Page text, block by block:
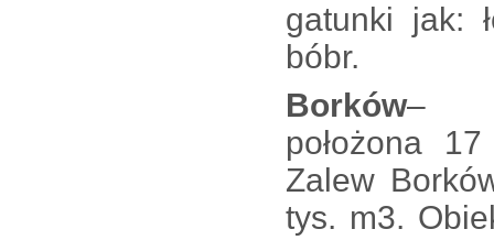
gatunki jak:
bóbr.
Borków–
położona
Zalew
tys. m3.